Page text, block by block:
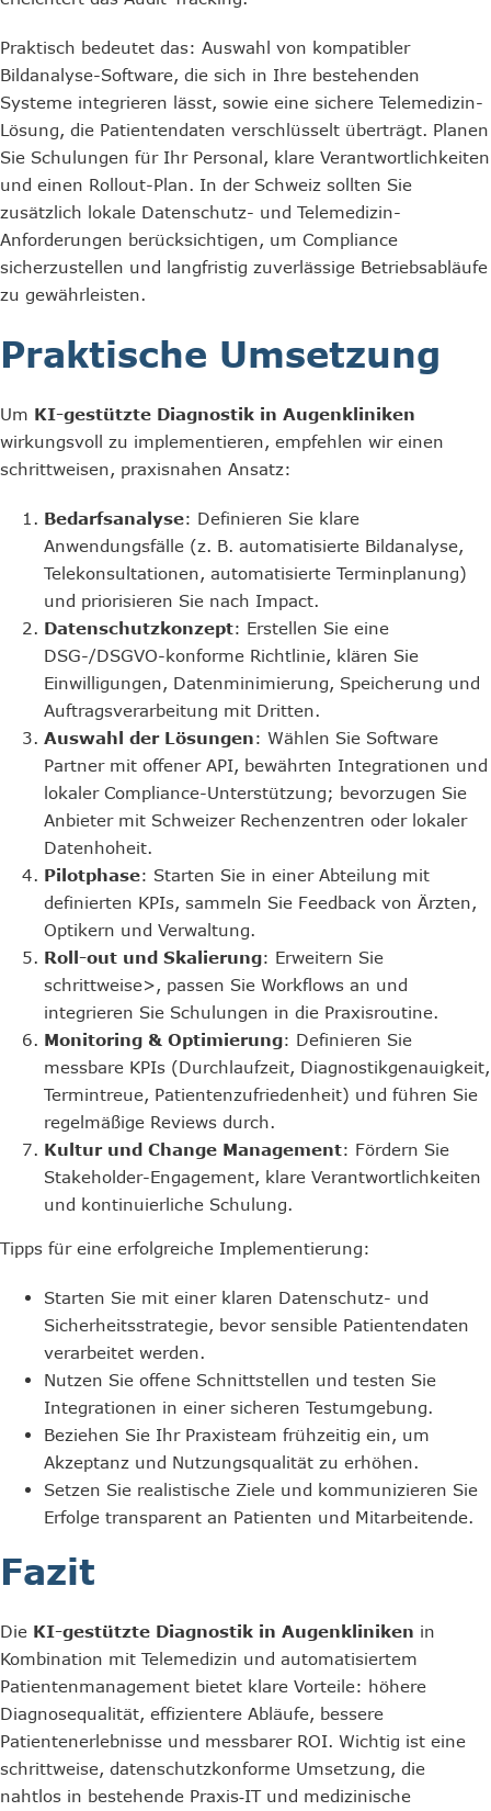
Praktisch bedeutet das: Auswahl von kompatibler
Bildanalyse-Software, die sich in Ihre bestehenden
Systeme integrieren lässt, sowie eine sichere Telemedizin-
Lösung, die Patientendaten verschlüsselt überträgt. Planen
Sie Schulungen für Ihr Personal, klare Verantwortlichkeiten
und einen Rollout-Plan. In der Schweiz sollten Sie
zusätzlich lokale Datenschutz- und Telemedizin-
Anforderungen berücksichtigen, um Compliance
sicherzustellen und langfristig zuverlässige Betriebsabläufe
zu gewährleisten.
Praktische Umsetzung
Um KI-gestützte Diagnostik in Augenkliniken
wirkungsvoll zu implementieren, empfehlen wir einen
schrittweisen, praxisnahen Ansatz:
Bedarfsanalyse: Definieren Sie klare
Anwendungsfälle (z. B. automatisierte Bildanalyse,
Telekonsultationen, automatisierte Terminplanung)
und priorisieren Sie nach Impact.
Datenschutzkonzept: Erstellen Sie eine
DSG-/DSGVO-konforme Richtlinie, klären Sie
Einwilligungen, Datenminimierung, Speicherung und
Auftragsverarbeitung mit Dritten.
Auswahl der Lösungen: Wählen Sie Software
Partner mit offener API, bewährten Integrationen und
lokaler Compliance-Unterstützung; bevorzugen Sie
Anbieter mit Schweizer Rechenzentren oder lokaler
Datenhoheit.
Pilotphase: Starten Sie in einer Abteilung mit
definierten KPIs, sammeln Sie Feedback von Ärzten,
Optikern und Verwaltung.
Roll-out und Skalierung: Erweitern Sie
schrittweise>, passen Sie Workflows an und
integrieren Sie Schulungen in die Praxisroutine.
Monitoring & Optimierung: Definieren Sie
messbare KPIs (Durchlaufzeit, Diagnostikgenauigkeit,
Termintreue, Patientenzufriedenheit) und führen Sie
regelmäßige Reviews durch.
Kultur und Change Management: Fördern Sie
Stakeholder-Engagement, klare Verantwortlichkeiten
und kontinuierliche Schulung.
Tipps für eine erfolgreiche Implementierung:
Starten Sie mit einer klaren Datenschutz- und
Sicherheitsstrategie, bevor sensible Patientendaten
verarbeitet werden.
Nutzen Sie offene Schnittstellen und testen Sie
Integrationen in einer sicheren Testumgebung.
Beziehen Sie Ihr Praxisteam frühzeitig ein, um
Akzeptanz und Nutzungsqualität zu erhöhen.
Setzen Sie realistische Ziele und kommunizieren Sie
Erfolge transparent an Patienten und Mitarbeitende.
Fazit
Die KI-gestützte Diagnostik in Augenkliniken in
Kombination mit Telemedizin und automatisiertem
Patientenmanagement bietet klare Vorteile: höhere
Diagnosequalität, effizientere Abläufe, bessere
Patientenerlebnisse und messbarer ROI. Wichtig ist eine
schrittweise, datenschutzkonforme Umsetzung, die
nahtlos in bestehende Praxis‑IT und medizinische